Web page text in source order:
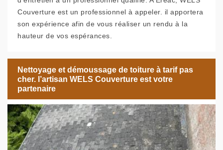
Couverture est un professionnel à appeler. il apportera
son expérience afin de vous réaliser un rendu à la
hauteur de vos espérances.
Nettoyage et démoussage de toiture à tarif pas
cher. l’artisan WELS Couverture est votre
partenaire